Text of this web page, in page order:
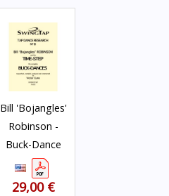
Bill 'Bojangles'
Robinson -
Buck-Dance
29,00 €